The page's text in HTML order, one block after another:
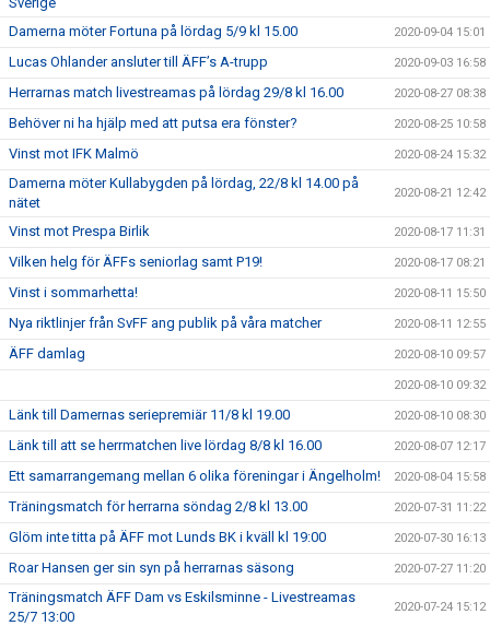
Damerna möter Fortuna på lördag 5/9 kl 15.00
2020-09-04 15:01
Lucas Ohlander ansluter till ÄFF’s A-trupp 2020-09-03 16:58
Herrarnas match livestreamas på lördag 29/8 kl 16.00 2020-08-27 08:38
Behöver ni ha hjälp med att putsa era fönster? 2020-08-25 10:58
Vinst mot IFK Malmö 2020-08-24 15:32
Damerna möter Kullabygden på lördag, 22/8 kl 14.00 på
nätet
2020-08-21 12:42
Vinst mot Prespa Birlik 2020-08-17 11:31
Vilken helg för ÄFFs seniorlag samt P19! 2020-08-17 08:21
Vinst i sommarhetta! 2020-08-11 15:50
Nya riktlinjer från SvFF ang publik på våra matcher 2020-08-11 12:55
ÄFF damlag 2020-08-10 09:57
2020-08-10 09:32
Länk till Damernas seriepremiär 11/8 kl 19.00 2020-08-10 08:30
Länk till att se herrmatchen live lördag 8/8 kl 16.00 2020-08-07 12:17
Ett samarrangemang mellan 6 olika föreningar i Ängelholm! 2020-08-04 15:58
Träningsmatch för herrarna söndag 2/8 kl 13.00 2020-07-31 11:22
Glöm inte titta på ÄFF mot Lunds BK i kväll kl 19:00 2020-07-30 16:13
Roar Hansen ger sin syn på herrarnas säsong 2020-07-27 11:20
Träningsmatch ÄFF Dam vs Eskilsminne - Livestreamas
25/7 13:00
2020-07-24 15:12